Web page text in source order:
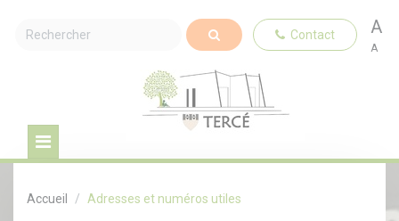
Contact A
A
Accueil Adresses et numéros utiles